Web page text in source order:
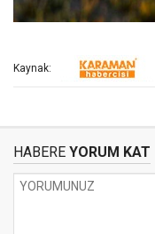
Kaynak:
HABERE YORUM KAT